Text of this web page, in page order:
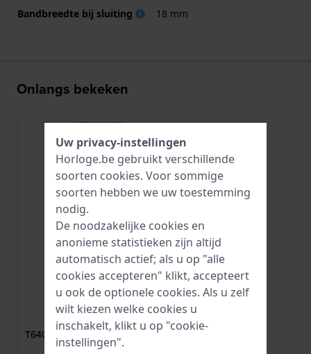
Bandbreedte bij sluiting 18 mm
Onlangs bekeken
Tissot
T640027104
T640.22 Roestvrijstalen vlindersluiting
18 mm
Uw privacy-instellingen
Horloge.be gebruikt verschillende
soorten cookies. Voor sommige
soorten hebben we uw toestemming
nodig.
De noodzakelijke cookies en
anonieme statistieken zijn altijd
automatisch actief; als u op "alle
cookies accepteren" klikt, accepteert
u ook de optionele cookies. Als u zelf
wilt kiezen welke cookies u
inschakelt, klikt u op "cookie-
instellingen".